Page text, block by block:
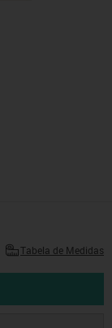
Tabela de Medidas